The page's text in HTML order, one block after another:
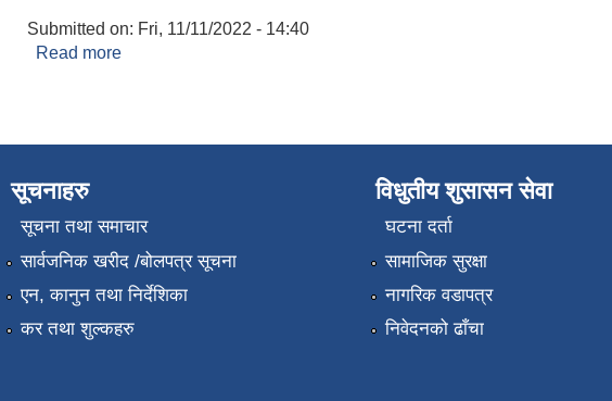
Submitted on: Fri, 11/11/2022 - 14:40
Read more
सूचनाहरु
सूचना तथा समाचार
सार्वजनिक खरीद /बोलपत्र सूचना
एन, कानुन तथा निर्देशिका
कर तथा शुल्कहरु
विधुतीय शुसासन सेवा
घटना दर्ता
सामाजिक सुरक्षा
नागरिक वडापत्र
निवेदनको ढाँचा